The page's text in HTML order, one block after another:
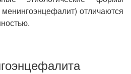
отличаются